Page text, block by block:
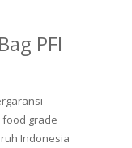
PFI
grade
Indonesia